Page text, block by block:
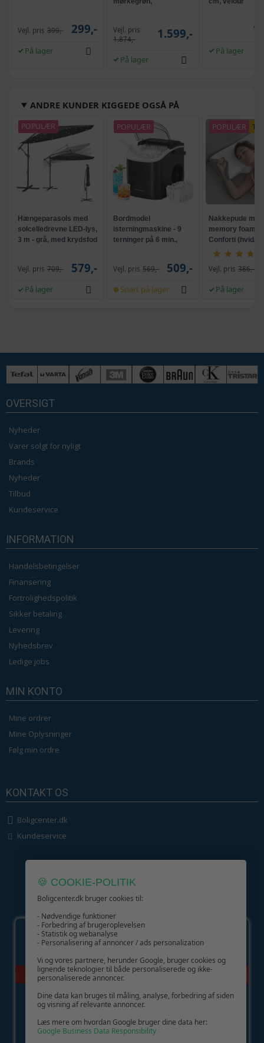
Vejl. pris 399,- 299,-
På lager
Vejl. pris
1.874,-
1.599,-
På lager
På lager
ANDRE KUNDER KIGGEDE OGSÅ PÅ
POPULÆR
Hængeparasols med
solcelledrevne LED-lys,
3 m - grå, med krydsfod
Vejl. pris 709,- 579,-
På lager
POPULÆR
Bordmodel
isterningmaskine - 9
terninger på 6 min.,
Vejl. pris 569,- 509,-
Snart på lager
POPULÆR
Nakkepude med
memory foam -
Conforti (hvid/
Vejl. pris 386,-
På lager
OVERSIGT
Nyheder
Varer solgt for nyligt
Brands
Nyheder
Tilbud
Kundeservice
INFORMATION
Handelsbetingelser
Finansering
Fortrolighedspolitik
Sikker betaling
Levering
Nyhedsbrev
Ledige jobs
MIN KONTO
Mine ordrer
Mine Oplysninger
Følg min ordre
KONTAKT OS
Boligcenter.dk
Kundeservice
GIV GLÆDE MED ET GAVEKORT!
🍪 COOKIE-POLITIK
Boligcenter.dk bruger cookies til:
- Nødvendige funktioner
- Forbedring af brugeroplevelsen
- Statistik og webanalyse
- Personalisering af annoncer / ads personalization
Vi og vores partnere, herunder Google, bruger cookies og
lignende teknologier til både personaliserede og ikke-
personaliserede annoncer.
Dine data kan bruges til måling, analyse, forbedring af siden
og visning af relevante annoncer.
Læs mere om hvordan Google bruger dine data her:
Google Business Data Responsibility